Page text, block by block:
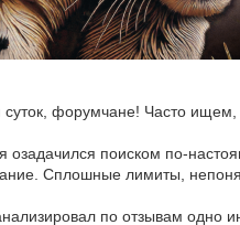
форумчане! Часто ищем,
озадачился поиском по-
Сплошные лимиты,
по отзывам одно